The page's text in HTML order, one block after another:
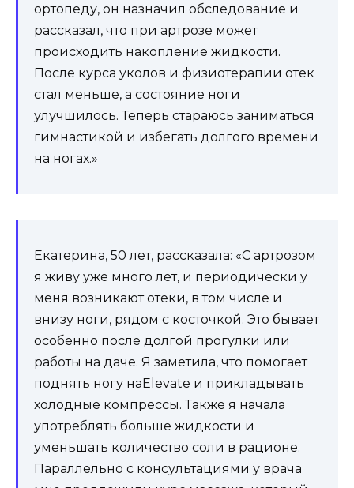
ортопеду, он назначил обследование и
рассказал, что при артрозе может
происходить накопление жидкости.
После курса уколов и физиотерапии отек
стал меньше, а состояние ноги
улучшилось. Теперь стараюсь заниматься
гимнастикой и избегать долгого времени
на ногах.»
Екатерина, 50 лет, рассказала: «С артрозом
я живу уже много лет, и периодически у
меня возникают отеки, в том числе и
внизу ноги, рядом с косточкой. Это бывает
особенно после долгой прогулки или
работы на даче. Я заметила, что помогает
поднять ногу наElevate и прикладывать
холодные компрессы. Также я начала
употреблять больше жидкости и
уменьшать количество соли в рационе.
Параллельно с консультациями у врача